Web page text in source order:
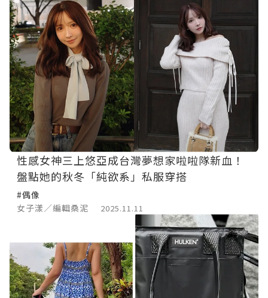
性感女神三上悠亞成台灣夢想家啦啦隊新血！
盤點她的秋冬「純欲系」私服穿搭
#偶像
女子漾／編輯桑泥
2025.11.11